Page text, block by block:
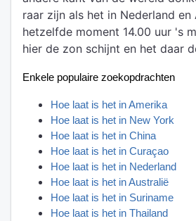
raar zijn als het in Nederland en
hetzelfde moment 14.00 uur 's
hier de zon schijnt en het daar
Enkele populaire zoekopdrachten
Hoe laat is het in Amerika
Hoe laat is het in New York
Hoe laat is het in China
Hoe laat is het in Curaçao
Hoe laat is het in Nederland
Hoe laat is het in Australië
Hoe laat is het in Suriname
Hoe laat is het in Thailand